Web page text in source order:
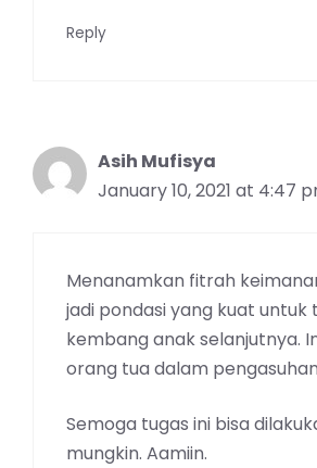
Reply
Asih Mufisya
January 10, 2021 at 4:47
Menanamkan fitrah
jadi pondasi yang kuat untuk
kembang anak selanjutnya.
orang tua dalam
Semoga tugas ini bisa
mungkin. Aamiin.